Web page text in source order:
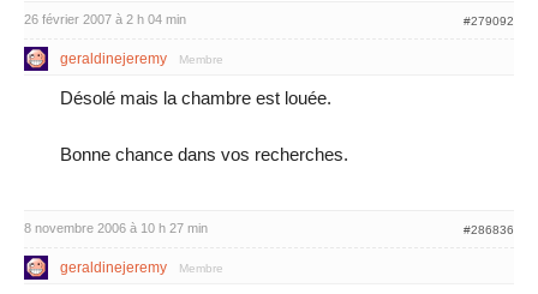
26 février 2007 à 2 h 04 min #279092
geraldinejeremy Membre
Désolé mais la chambre est louée.
Bonne chance dans vos recherches.
8 novembre 2006 à 10 h 27 min #286836
geraldinejeremy Membre